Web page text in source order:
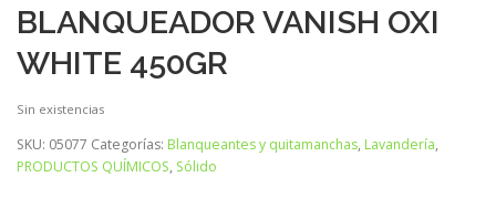
BLANQUEADOR VANISH OXI
WHITE 450GR
Sin existencias
SKU: 05077 Categorías: Blanqueantes y quitamanchas, Lavandería,
PRODUCTOS QUÍMICOS, Sólido